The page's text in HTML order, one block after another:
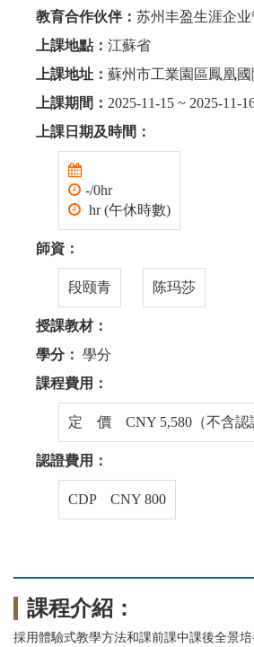
教育合作伙伴： 苏州丰盈生涯企
上課地點： 江蘇省
上課地址： 蘇州市工業園區鳳凰國
上課期間： 2025-11-15 ~ 2025-11-
上課日期及時間：
-/0hr
hr (午休時數)
師資：
段颐青 陈玛莎
授課教材：
學分： 學分
課程費用：
定 價 CNY 5,580（不含認
認證費用：
CDP CNY 800
課程介紹：
採用體驗式教學方法和課前課中課後全景